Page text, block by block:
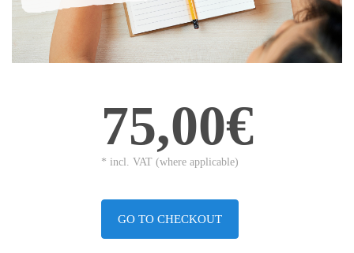
75,00€
* incl. VAT (where applicable)
GO TO CHECKOUT